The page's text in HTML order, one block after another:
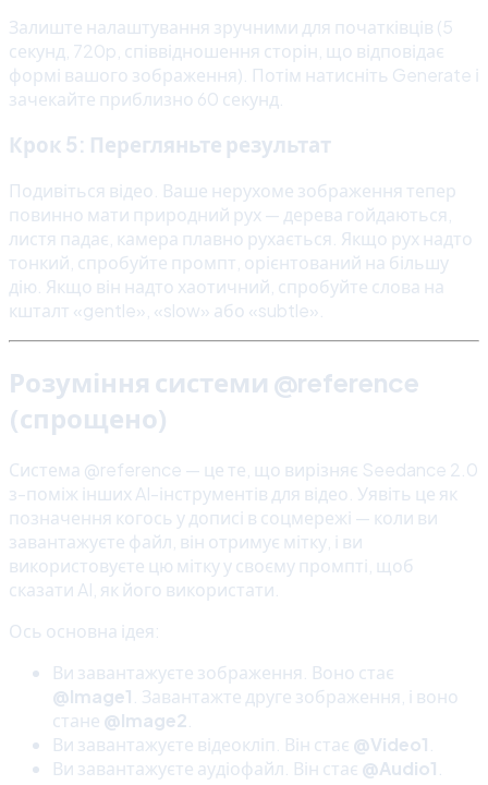
Залиште налаштування зручними для початківців (5
секунд, 720p, співвідношення сторін, що відповідає
формі вашого зображення). Потім натисніть Generate і
зачекайте приблизно 60 секунд.
Крок 5: Перегляньте результат
Подивіться відео. Ваше нерухоме зображення тепер
повинно мати природний рух — дерева гойдаються,
листя падає, камера плавно рухається. Якщо рух надто
тонкий, спробуйте промпт, орієнтований на більшу
дію. Якщо він надто хаотичний, спробуйте слова на
кшталт «gentle», «slow» або «subtle».
Розуміння системи @reference
(спрощено)
Система @reference — це те, що вирізняє Seedance 2.0
з-поміж інших AI-інструментів для відео. Уявіть це як
позначення когось у дописі в соцмережі — коли ви
завантажуєте файл, він отримує мітку, і ви
використовуєте цю мітку у своєму промпті, щоб
сказати AI, як його використати.
Ось основна ідея:
Ви завантажуєте зображення. Воно стає
@Image1 . Завантажте друге зображення, і воно
стане @Image2
Ви завантажуєте відеокліп. Він стає @Video1
Ви завантажуєте аудіофайл. Він стає @Audio1